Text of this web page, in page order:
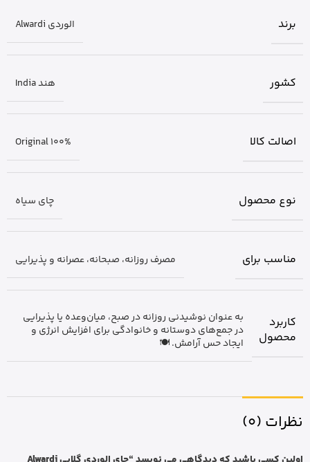
برند الوردی Alwardi
کشور هند India
اصالت کالا Original 100%
نوع محصول چای سیاه
مناسب برای مصرف روزانه، صبحانه، عصرانه و پذیرایی
کاربرد
محصول
به عنوان نوشیدنی روزانه در صبح، میان‌وعده یا پذیرایی
در جمع‌های دوستانه و خانوادگی برای افزایش انرژی و
ایجاد حس آرامش. 🍽️
نظرات (0)